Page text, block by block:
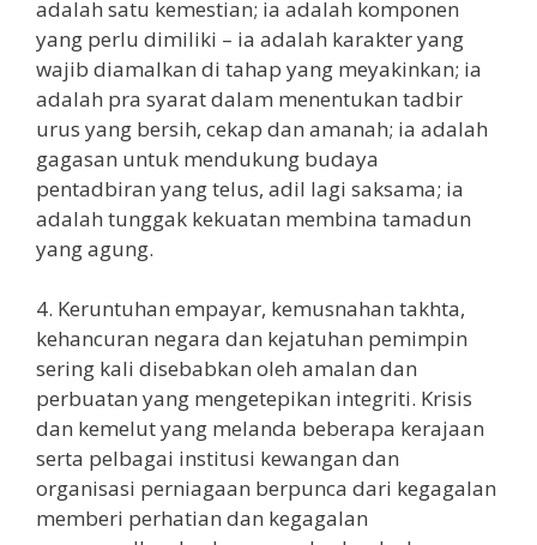
adalah satu kemestian; ia adalah komponen
yang perlu dimiliki – ia adalah karakter yang
wajib diamalkan di tahap yang meyakinkan; ia
adalah pra syarat dalam menentukan tadbir
urus yang bersih, cekap dan amanah; ia adalah
gagasan untuk mendukung budaya
pentadbiran yang telus, adil lagi saksama; ia
adalah tunggak kekuatan membina tamadun
yang agung.
4. Keruntuhan empayar, kemusnahan takhta,
kehancuran negara dan kejatuhan pemimpin
sering kali disebabkan oleh amalan dan
perbuatan yang mengetepikan integriti. Krisis
dan kemelut yang melanda beberapa kerajaan
serta pelbagai institusi kewangan dan
organisasi perniagaan berpunca dari kegagalan
memberi perhatian dan kegagalan